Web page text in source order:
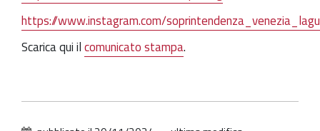
https://www.instagram.com/
Scarica qui ilcomunicato stampa.